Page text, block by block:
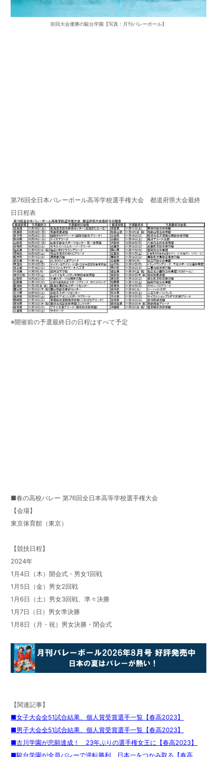
前回大会優勝の駿台学園【写真：月刊バレーボール】
第76回全日本バレーボール高等学校選手権大会 都道府県大会最終
日日程表
※開催前の予選最終日の日程はすべて予定
■春の高校バレー 第76回全日本高等学校選手権大会
【会場】
東京体育館（東京）
【競技日程】
2024年
1月4日（木）開会式・男女1回戦
1月5日（金）男女2回戦
1月6日（土）男女3回戦、準々決勝
1月7日（日）男女準決勝
1月8日（月・祝）男女決勝・閉会式
【関連記事】
■女子大会全51試合結果、個人賞受賞選手一覧【春高2023】
■男子大会全51試合結果、個人賞受賞選手一覧【春高2023】
■古川学園が悲願達成！ 23年ぶりの選手権女王に【春高2023】
■駿台学園が全員バレーで逆転勝利、日本一をつかみ取る【春高